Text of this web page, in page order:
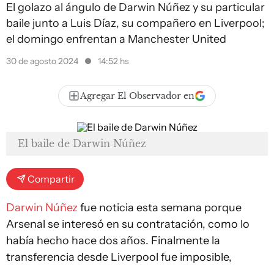
El golazo al ángulo de Darwin Núñez y su particular
baile junto a Luis Díaz, su compañero en Liverpool;
el domingo enfrentan a Manchester United
30 de agosto 2024 14:52 hs
Agregar El Observador en
El baile de Darwin Núñez
Compartir
Darwin Núñez fue noticia esta semana porque
Arsenal se interesó en su contratación, como lo
había hecho hace dos años. Finalmente la
transferencia desde Liverpool fue imposible,